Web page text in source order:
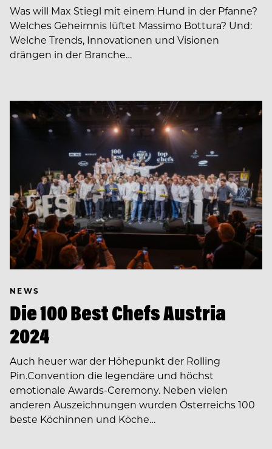
Was will Max Stiegl mit einem Hund in der Pfanne?
Welches Geheimnis lüftet Massimo Bottura? Und:
Welche Trends, Innovationen und Visionen
drängen in der Branche…
NEWS
Die 100 Best Chefs Austria
2024
Auch heuer war der Höhepunkt der Rolling
Pin.Convention die legendäre und höchst
emotionale Awards-Ceremony. Neben vielen
anderen Auszeichnungen wurden Österreichs 100
beste Köchinnen und Köche…